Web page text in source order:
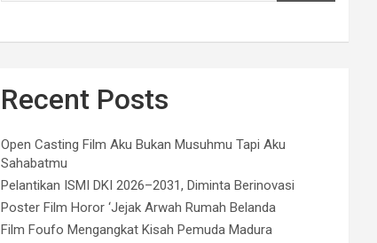
Recent Posts
Open Casting Film Aku Bukan Musuhmu Tapi Aku
Sahabatmu
Pelantikan ISMI DKI 2026–2031, Diminta Berinovasi
Poster Film Horor ‘Jejak Arwah Rumah Belanda
Film Foufo Mengangkat Kisah Pemuda Madura